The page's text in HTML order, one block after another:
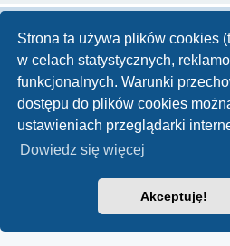
Strona ta używa plików cookies
w celach statystycznych,
funkcjonalnych. Warunki
dostępu do plików cookies
ustawieniach przeglądarki
Dowiedz się więcej
Akceptuję!
Technologię dostarczaphpBB ® Forum
Zasady ochrony danych